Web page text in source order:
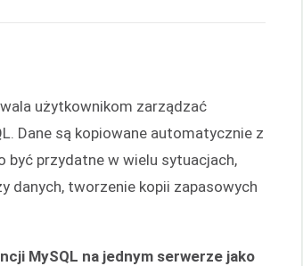
użytkownikom zarządzać
Dane są kopiowane automatycznie z
być przydatne w wielu sytuacjach,
danych, tworzenie kopii zapasowych
MySQL na jednym serwerze jako